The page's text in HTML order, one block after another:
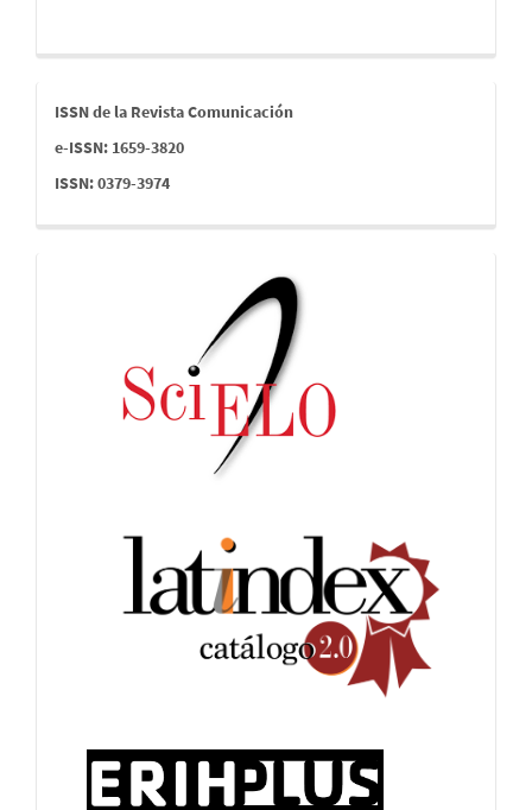
issn
ISSN de la Revista Comunicación
e-ISSN: 1659-3820
ISSN: 0379-3974